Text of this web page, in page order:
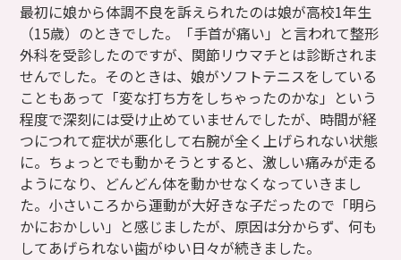
最初に娘から体調不良を訴えられたのは娘が高校1年生
（15歳）のときでした。「手首が痛い」と言われて整形
外科を受診したのですが、関節リウマチとは診断されま
せんでした。そのときは、娘がソフトテニスをしている
こともあって「変な打ち方をしちゃったのかな」という
程度で深刻には受け止めていませんでしたが、時間が経
つにつれて症状が悪化して右腕が全く上げられない状態
に。ちょっとでも動かそうとすると、激しい痛みが走る
ようになり、どんどん体を動かせなくなっていきまし
た。小さいころから運動が大好きな子だったので「明ら
かにおかしい」と感じましたが、原因は分からず、何も
してあげられない歯がゆい日々が続きました。